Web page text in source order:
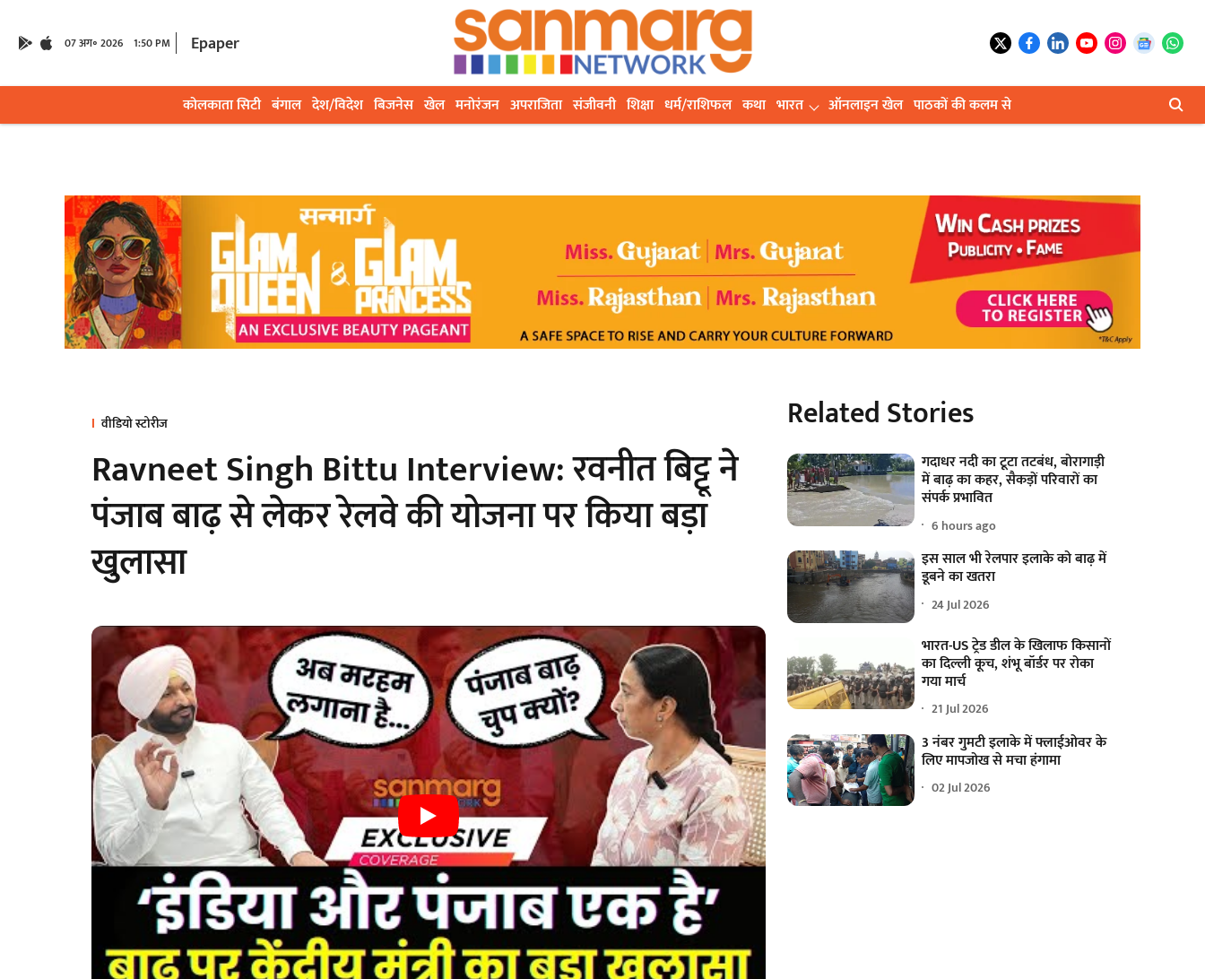
07 अग॰ 2026 1:50 PM Epaper
कोलकाता सिटी बंगाल देश/विदेश बिजनेस खेल मनोरंजन अपराजिता संजीवनी शिक्षा धर्म/राशिफल कथा भारत ऑनलाइन खेल पाठकों की कलम से
वीडियो स्टोरीज
Ravneet Singh Bittu Interview: रवनीत बिट्टू ने
पंजाब बाढ़ से लेकर रेलवे की योजना पर किया बड़ा
खुलासा
Related Stories
गदाधर नदी का टूटा तटबंध, बोरागाड़ी
में बाढ़ का कहर, सैकड़ों परिवारों का
संपर्क प्रभावित
6 hours ago
इस साल भी रेलपार इलाके को बाढ़ में
डूबने का खतरा
24 Jul 2026
भारत-US ट्रेड डील के खिलाफ किसानों
का दिल्ली कूच, शंभू बॉर्डर पर रोका
गया मार्च
21 Jul 2026
3 नंबर गुमटी इलाके में फ्लाईओवर के
लिए मापजोख से मचा हंगामा
02 Jul 2026